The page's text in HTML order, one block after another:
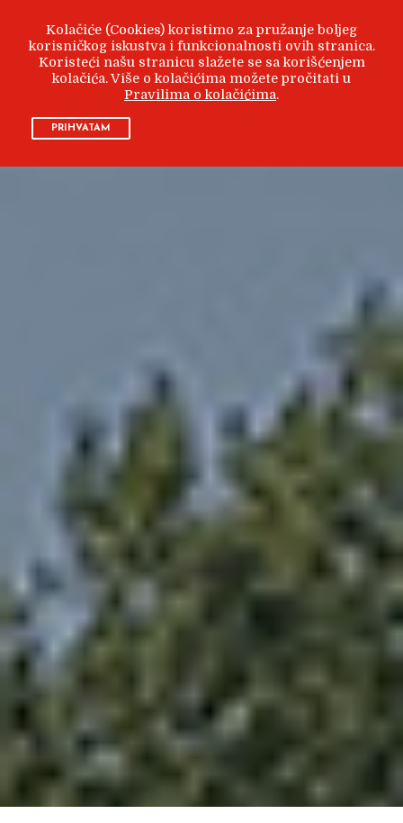
Kolačiće (Cookies) koristimo za pružanje boljeg
korisničkog iskustva i funkcionalnosti ovih stranica.
Koristeći našu stranicu slažete se sa korišćenjem
kolačića. Više o kolačićima možete pročitati u
Pravilima o kolačićima.
PRIHVATAM